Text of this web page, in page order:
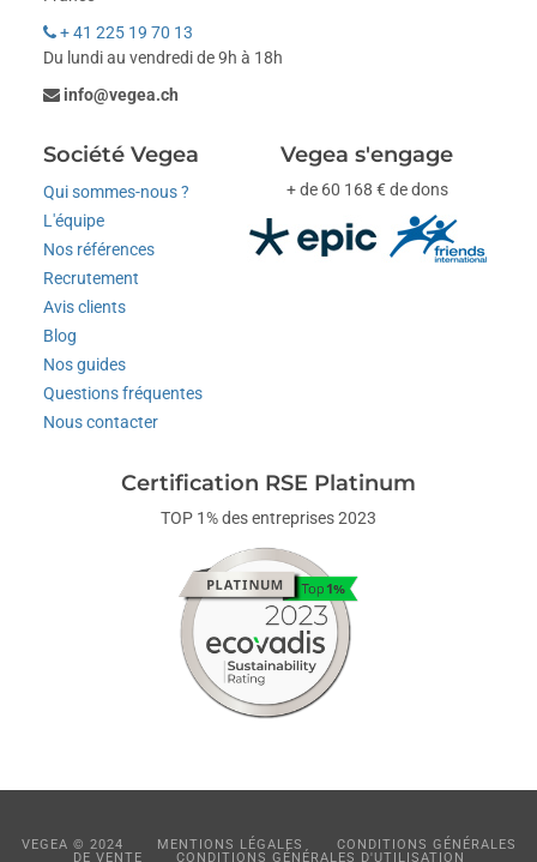
+ 41 225 19 70 13
Du lundi au vendredi de 9h à 18h
info@vegea.ch
Société Vegea
Qui sommes-nous ?
L'équipe
Nos références
Recrutement
Avis clients
Blog
Nos guides
Questions fréquentes
Nous contacter
Vegea s'engage
+ de 60 168 € de dons
Certification RSE Platinum
TOP 1% des entreprises 2023
VEGEA © 2024 MENTIONS LÉGALES
CONDITIONS GÉNÉRALES
DE VENTE
CONDITIONS GÉNÉRALES D'UTILISATION